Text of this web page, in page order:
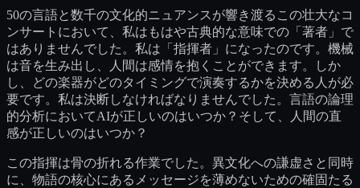
50の言語と数千の文化的ニュアンスが響き渡るこの壮大なコ
ンサートにおいて、私はもはや古典的な意味での「著者」で
はありませんでした。私は「指揮者」になったのです。機械
は音を生み出し、人間は感情を抱くことができます。しか
し、どの楽器がどのタイミングで演奏するかを決める人が必
要です。私は決断しなければなりませんでした。言語の論理
的分析においてAIが正しいのはいつか？そして、人間の直
感が正しいのはいつか？
この指揮は骨の折れる作業でした。異文化への謙虚さと同時
に、物語の核心にあるメッセージを薄めないための確固たる